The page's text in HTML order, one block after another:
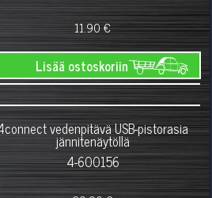
11.90 €
Lisää ostoskoriin
vedenpitävä USB-pistorasia
jännitenäytöllä
4-600156